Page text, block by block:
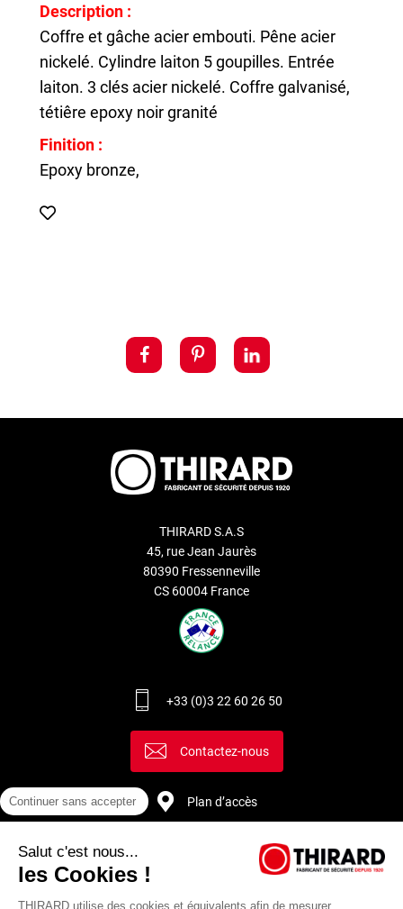
Description :
Coffre et gâche acier embouti. Pêne acier
nickelé. Cylindre laiton 5 goupilles. Entrée
laiton. 3 clés acier nickelé. Coffre galvanisé,
tétiêre epoxy noir granité
Finition :
Epoxy bronze,
THIRARD S.A.S
45, rue Jean Jaurès
80390 Fressenneville
CS 60004 France
+33 (0)3 22 60 26 50
Contactez-nous
Plan d’accès
Continuer sans accepter
Salut c'est nous...
les Cookies !
THIRARD utilise des cookies et équivalents afin de mesurer